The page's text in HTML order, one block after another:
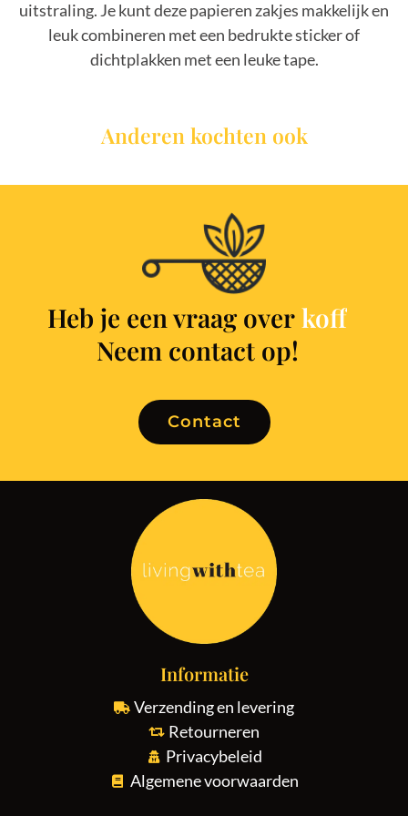
uitstraling. Je kunt deze papieren zakjes makkelijk en
leuk combineren met een bedrukte sticker of
dichtplakken met een leuke tape.
Anderen kochten ook
Heb je een vraag overkofe
Neem contact op!
Contact
Informatie
Verzending en levering
Retourneren
Privacybeleid
Algemene voorwaarden